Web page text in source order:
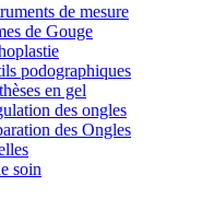
de mesure
de Gouge
podographiques
en gel
des ongles
des Ongles
soin